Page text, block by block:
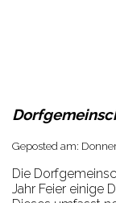
Geposted am:
Die
Jahr Feier einige